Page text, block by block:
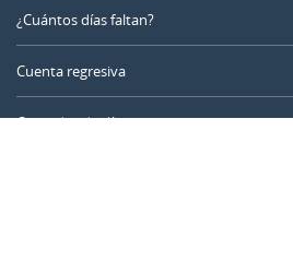
¿Cuántos días faltan?
Cuenta regresiva
Contador de días